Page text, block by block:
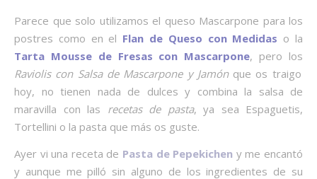
Parece que solo utilizamos el queso Mascarpone para los
postres como en el Flan de Queso con Medidas o la
Tarta Mousse de Fresas con Mascarpone, pero los
Raviolis con Salsa de Mascarpone y Jamónque os traigo
hoy, no tienen nada de dulces y combina la salsa de
maravilla con las recetas de pasta, ya sea Espaguetis,
Tortellini o la pasta que más os guste.
Ayer vi una receta de Pasta de Pepekichen y me encantó
y aunque me pilló sin alguno de los ingredientes de su